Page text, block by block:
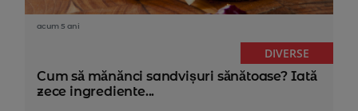
acum 5 ani
DIVERSE
Cum să mănănci sandvișuri sănătoase? Iată
zece ingrediente...